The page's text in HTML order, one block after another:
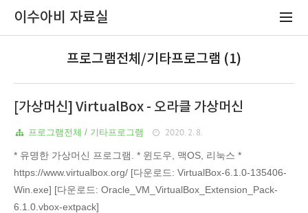
이수아비 자료실
프로그램전체/기타프로그램 (1)
[가상머신] VirtualBox - 오라클 가상머신
프로그램전체 / 기타프로그램 2020. 2. 8.
* 유명한 가상머신 프로그램. * 윈도우, 맥OS, 리눅스 *
https://www.virtualbox.org/ [다운로드: VirtualBox-6.1.0-135406-
Win.exe] [다운로드: Oracle_VM_VirtualBox_Extension_Pack-
6.1.0.vbox-extpack]